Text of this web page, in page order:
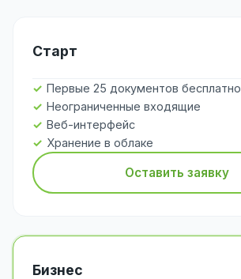
Старт
Первые 25 документов бесплатно
Неограниченные входящие
Веб-интерфейс
Хранение в облаке
Оставить заявку
Бизнес